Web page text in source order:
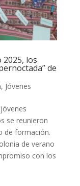
los
de
, Jóvenes
se reunieron
de formación.
de verano
con los